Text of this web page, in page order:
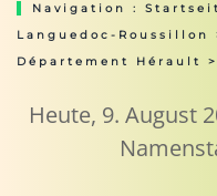
Navigation :
Languedoc-Roussillon
Département Hérault
Heute, 9. August